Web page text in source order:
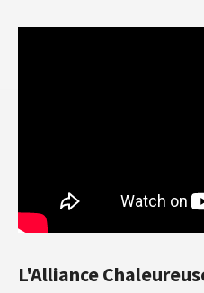
L'Alliance